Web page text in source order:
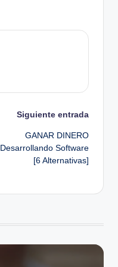
Siguiente entrada
GANAR DINERO
Desarrollando Software
[6 Alternativas]